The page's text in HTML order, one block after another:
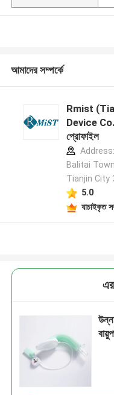
আমাদের সম্পর্কে
Rmist
Device
প্রোফাইল
Balitai
Tianjin City
5.0
যাচাইকৃত